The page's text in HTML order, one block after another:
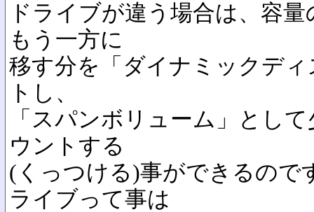
ドライブが違う場合は、容
もう一方に
移す分を「ダイナミックデ
トし、
「スパンボリューム」とし
ウントする
(くっつける)事ができるので
ライブって事は